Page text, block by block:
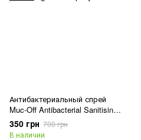
Антибактериальный спрей
Muc-Off Antibacterial Sanitising
Hand Spray - 500ml
350 грн 700 грн
В наличии